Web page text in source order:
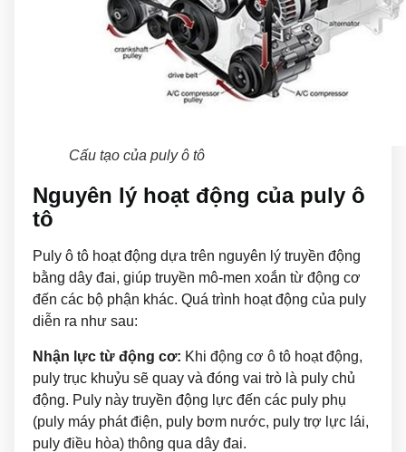
Cấu tạo của puly ô tô
Nguyên lý hoạt động của puly ô
tô
Puly ô tô hoạt động dựa trên nguyên lý truyền động
bằng dây đai, giúp truyền mô-men xoắn từ động cơ
đến các bộ phận khác. Quá trình hoạt động của puly
diễn ra như sau:
Nhận lực từ động cơ: Khi động cơ ô tô hoạt động,
puly trục khuỷu sẽ quay và đóng vai trò là puly chủ
động. Puly này truyền động lực đến các puly phụ
(puly máy phát điện, puly bơm nước, puly trợ lực lái,
puly điều hòa) thông qua dây đai.